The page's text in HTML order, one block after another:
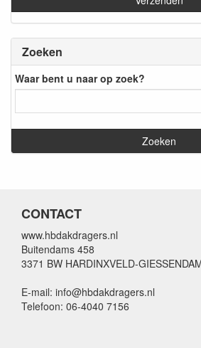
Zoeken
Waar bent u naar op zoek?
CONTACT
www.hbdakdragers.nl
Buitendams 458
3371 BW HARDINXVELD-
E-mail: info@hbdakdragers.nl
Telefoon: 06-4040 7156